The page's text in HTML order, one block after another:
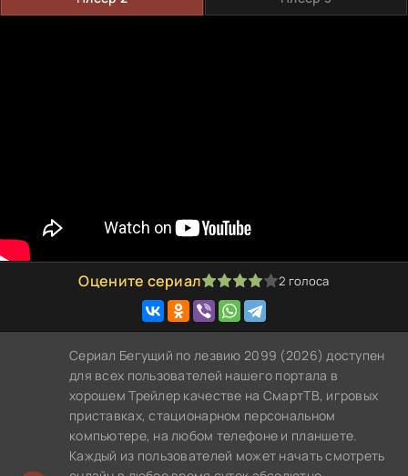
Оцените сериал
1 2 3 4 5 2 голоса
Сериал Бегущий по лезвию 2099 (2026) доступен
для всех пользователей нашего портала в
хорошем Трейлер качестве на СмартТВ, игровых
приставках, стационарном персональном
компьютере, на любом телефоне и планшете.
Каждый из пользователей может начать смотреть